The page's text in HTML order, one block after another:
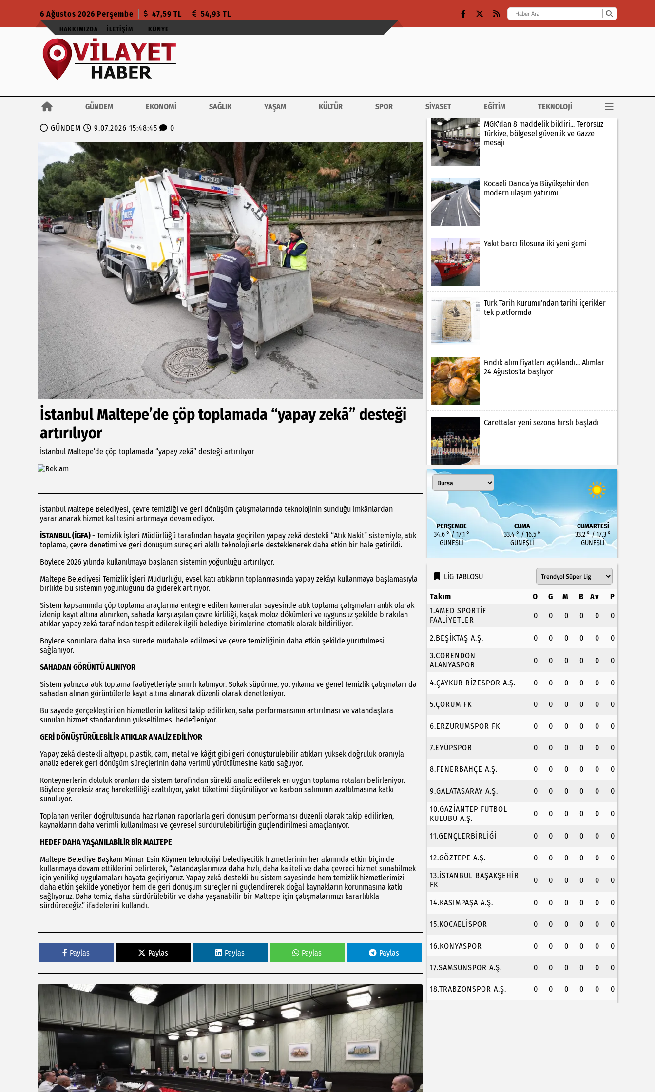
6 Ağustos 2026 Perşembe 47,59 TL 54,93 TL
HAKKIMIZDA İLETIŞIM KÜNYE
GÜNDEM EKONOMİ SAĞLIK YAŞAM KÜLTÜR SPOR SİYASET EĞİTİM TEKNOLOJİ
GÜNDEM 9.07.2026 15:48:45 0
İstanbul Maltepe’de çöp toplamada “yapay zekâ” desteği
artırılıyor
İstanbul Maltepe’de çöp toplamada “yapay zekâ” desteği artırılıyor
İstanbul Maltepe Belediyesi, çevre temizliği ve geri dönüşüm çalışmalarında teknolojinin sunduğu imkânlardan
yararlanarak hizmet kalitesini artırmaya devam ediyor.
İSTANBUL (İGFA) - Temizlik İşleri Müdürlüğü tarafından hayata geçirilen yapay zekâ destekli “Atık Nakit” sistemiyle, atık
toplama, çevre denetimi ve geri dönüşüm süreçleri akıllı teknolojilerle desteklenerek daha etkin bir hale getirildi.
Böylece 2026 yılında kullanılmaya başlanan sistemin yoğunluğu artırılıyor.
Maltepe Belediyesi Temizlik İşleri Müdürlüğü, evsel katı atıkların toplanmasında yapay zekâyı kullanmaya başlamasıyla
birlikte bu sistemin yoğunluğunu da giderek artırıyor.
Sistem kapsamında çöp toplama araçlarına entegre edilen kameralar sayesinde atık toplama çalışmaları anlık olarak
izlenip kayıt altına alınırken, sahada karşılaşılan çevre kirliliği, kaçak moloz dökümleri ve uygunsuz şekilde bırakılan
atıklar yapay zekâ tarafından tespit edilerek ilgili belediye birimlerine otomatik olarak bildiriliyor.
Böylece sorunlara daha kısa sürede müdahale edilmesi ve çevre temizliğinin daha etkin şekilde yürütülmesi
sağlanıyor.
SAHADAN GÖRÜNTÜ ALINIYOR
Sistem yalnızca atık toplama faaliyetleriyle sınırlı kalmıyor. Sokak süpürme, yol yıkama ve genel temizlik çalışmaları da
sahadan alınan görüntülerle kayıt altına alınarak düzenli olarak denetleniyor.
Bu sayede gerçekleştirilen hizmetlerin kalitesi takip edilirken, saha performansının artırılması ve vatandaşlara
sunulan hizmet standardının yükseltilmesi hedefleniyor.
GERİ DÖNÜŞTÜRÜLEBİLİR ATIKLAR ANALİZ EDİLİYOR
Yapay zekâ destekli altyapı, plastik, cam, metal ve kâğıt gibi geri dönüştürülebilir atıkları yüksek doğruluk oranıyla
analiz ederek geri dönüşüm süreçlerinin daha verimli yürütülmesine katkı sağlıyor.
Konteynerlerin doluluk oranları da sistem tarafından sürekli analiz edilerek en uygun toplama rotaları belirleniyor.
Böylece gereksiz araç hareketliliği azaltılıyor, yakıt tüketimi düşürülüyor ve karbon salımının azaltılmasına katkı
sunuluyor.
Toplanan veriler doğrultusunda hazırlanan raporlarla geri dönüşüm performansı düzenli olarak takip edilirken,
kaynakların daha verimli kullanılması ve çevresel sürdürülebilirliğin güçlendirilmesi amaçlanıyor.
HEDEF DAHA YAŞANILABİLİR BİR MALTEPE
Maltepe Belediye Başkanı Mimar Esin Köymen teknolojiyi belediyecilik hizmetlerinin her alanında etkin biçimde
kullanmaya devam ettiklerini belirterek, “Vatandaşlarımıza daha hızlı, daha kaliteli ve daha çevreci hizmet sunabilmek
için yenilikçi uygulamaları hayata geçiriyoruz. Yapay zekâ destekli bu sistem sayesinde hem temizlik hizmetlerimizi
daha etkin şekilde yönetiyor hem de geri dönüşüm süreçlerini güçlendirerek doğal kaynakların korunmasına katkı
sağlıyoruz. Daha temiz, daha sürdürülebilir ve daha yaşanabilir bir Maltepe için çalışmalarımızı kararlılıkla
sürdüreceğiz.” ifadelerini kullandı.
Paylas Paylas Paylas Paylas Paylas
MGK'dan 8 maddelik bildiri... Terörsüz
Türkiye, bölgesel güvenlik ve Gazze
mesajı
Kocaeli Darıca’ya Büyükşehir'den
modern ulaşım yatırımı
Yakıt barcı filosuna iki yeni gemi
Türk Tarih Kurumu’ndan tarihi içerikler
tek platformda
Fındık alım fiyatları açıklandı... Alımlar
24 Ağustos'ta başlıyor
Carettalar yeni sezona hırslı başladı
PERŞEMBE
34.6 ° / 17.1 °
GÜNEŞLI
CUMA
33.4 ° / 16.5 °
GÜNEŞLI
CUMARTESI
33.2 ° / 17.3 °
GÜNEŞLI
LİG TABLOSU
Takım O G M B Av
P
1.AMED SPORTİF
FAALİYETLER
0 0 0 0 0 0
2.BEŞİKTAŞ A.Ş. 0 0 0 0 0
0
3.CORENDON
ALANYASPOR
0 0 0 0 0 0
4.ÇAYKUR RİZESPOR A.Ş. 0 0 0 0 0 0
5.ÇORUM FK 0 0 0 0 0 0
6.ERZURUMSPOR FK 0 0 0 0 0 0
7.EYÜPSPOR 0 0 0 0 0 0
8.FENERBAHÇE A.Ş. 0 0 0 0 0 0
9.GALATASARAY A.Ş. 0 0 0 0 0
0
10.GAZİANTEP FUTBOL
KULÜBÜ A.Ş.
0 0 0 0 0 0
11.GENÇLERBİRLİĞİ 0 0 0 0 0 0
12.GÖZTEPE A.Ş. 0 0 0 0 0
0
13.İSTANBUL BAŞAKŞEHİR
FK
0 0 0 0 0 0
14.KASIMPAŞA A.Ş. 0 0 0 0 0 0
15.KOCAELİSPOR 0 0 0 0 0 0
16.KONYASPOR 0 0 0 0 0 0
17.SAMSUNSPOR A.Ş. 0 0 0 0 0 0
18.TRABZONSPOR A.Ş. 0 0 0 0 0 0